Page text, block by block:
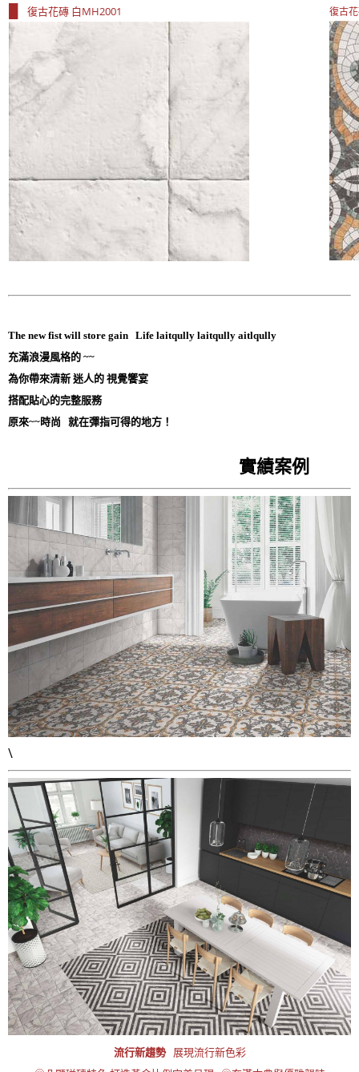
復古花磚 白MH2001 復古
The new fist will store gain Life laitqully laitqully aitlqully
充滿浪漫風格的 ~~
為你帶來清新 迷人的 視覺饗宴
搭配貼心的完整服務
原來~~時尚 就在彈指可得的地方！
實績案例
\
流行新趨勢展現流行新色彩